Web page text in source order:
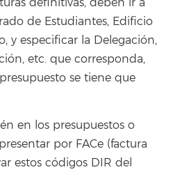
definitivas, deben ir a
de Estudiantes, Edificio
y especificar la Delegación,
etc. que corresponda,
se tiene que
en los presupuestos o
por FACe (factura
estos códigos DIR del